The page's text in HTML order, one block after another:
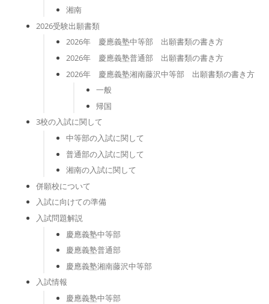
湘南
2026受験出願書類
2026年 慶應義塾中等部 出願書類の書き方
2026年 慶應義塾普通部 出願書類の書き方
2026年 慶應義塾湘南藤沢中等部 出願書類の書き方
一般
帰国
3校の入試に関して
中等部の入試に関して
普通部の入試に関して
湘南の入試に関して
併願校について
入試に向けての準備
入試問題解説
慶應義塾中等部
慶應義塾普通部
慶應義塾湘南藤沢中等部
入試情報
慶應義塾中等部